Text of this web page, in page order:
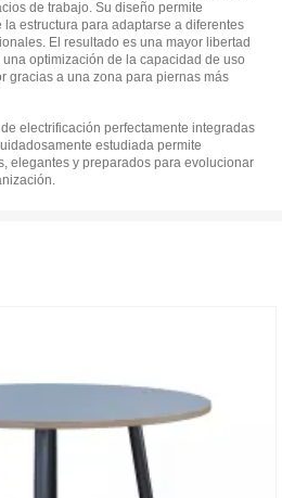
de trabajo. Su diseño permite
estructura para adaptarse a diferentes
El resultado es una mayor libertad
optimización de la capacidad de uso
gracias a una zona para piernas más
electrificación perfectamente integradas
estudiada permite
elegantes y preparados para evolucionar